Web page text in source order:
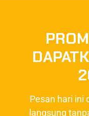
Pesan hari ini
langsung